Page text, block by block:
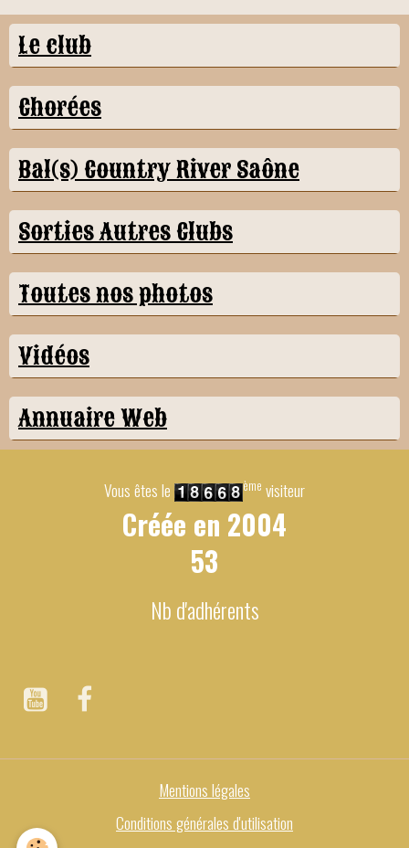
Le club
Chorées
Bal(s) Country River Saône
Sorties Autres Clubs
Toutes nos photos
Vidéos
Annuaire Web
Vous êtes le ème visiteur
Créée en 2004
53
Nb d'adhérents
Mentions légales
Conditions générales d'utilisation